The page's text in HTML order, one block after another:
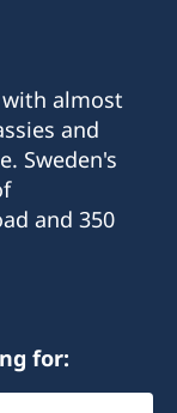
almost
and
Sweden's
and 350
for: